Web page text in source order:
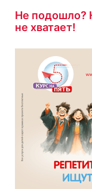
Не подошло?
не хватает!